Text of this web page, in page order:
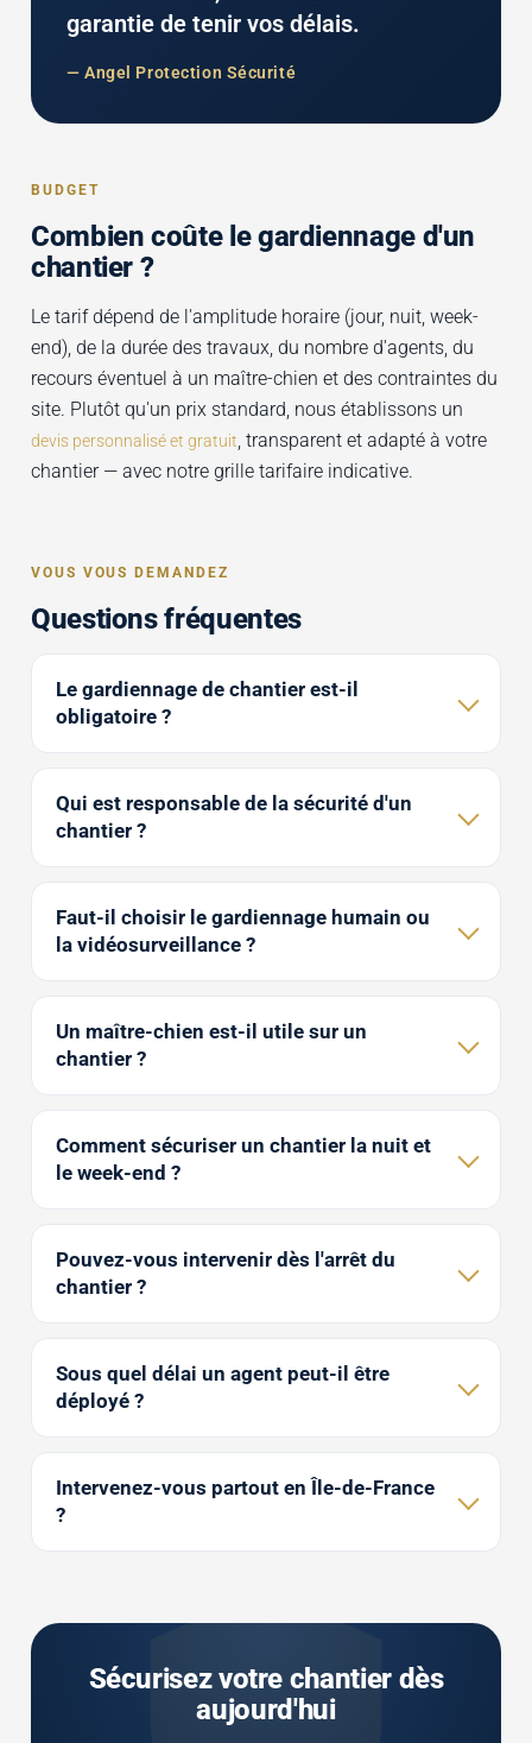
garantie de tenir vos délais.
— Angel Protection Sécurité
BUDGET
Combien coûte le gardiennage d'un
chantier ?
Le tarif dépend de l'amplitude horaire (jour, nuit, week-
end), de la durée des travaux, du nombre d'agents, du
recours éventuel à un maître-chien et des contraintes du
site. Plutôt qu'un prix standard, nous établissons un
devis personnalisé et gratuit, transparent et adapté à votre
chantier — avec notre grille tarifaire indicative.
VOUS VOUS DEMANDEZ
Questions fréquentes
Le gardiennage de chantier est-il
obligatoire ?
Qui est responsable de la sécurité d'un
chantier ?
Faut-il choisir le gardiennage humain ou
la vidéosurveillance ?
Un maître-chien est-il utile sur un
chantier ?
Comment sécuriser un chantier la nuit et
le week-end ?
Pouvez-vous intervenir dès l'arrêt du
chantier ?
Sous quel délai un agent peut-il être
déployé ?
Intervenez-vous partout en Île-de-France
?
Sécurisez votre chantier dès
aujourd'hui